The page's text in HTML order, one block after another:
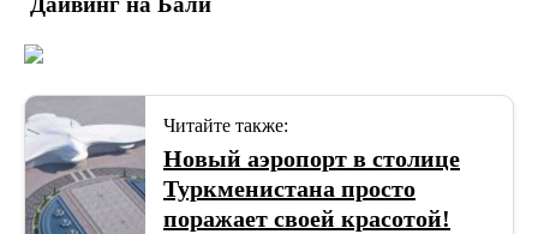
Читайте также:
Новый аэропорт в столице
Туркменистана просто
поражает своей красотой!